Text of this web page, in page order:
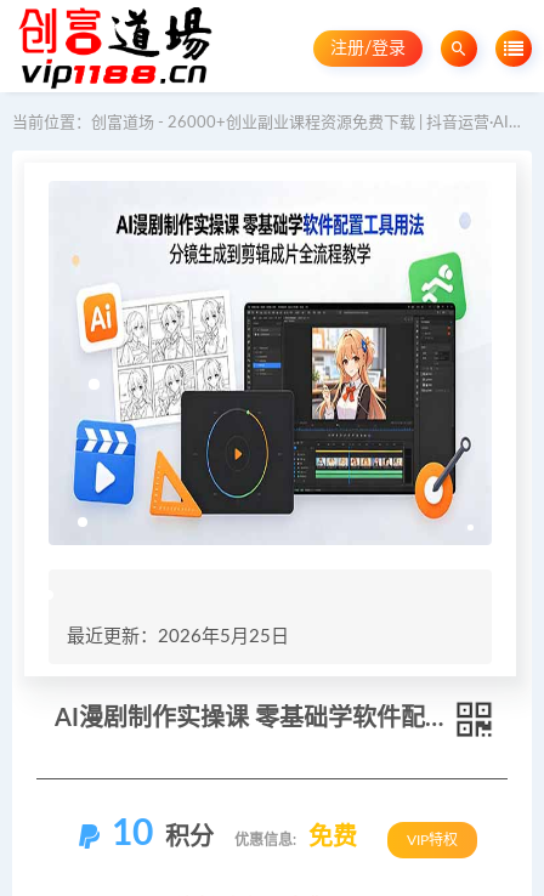
注册/登录
当前位置： 创富道场 - 26000+创业副业课程资源免费下载 | 抖音运营·AI教程·GEO优化
最近更新：2026年5月25日
AI漫剧制作实操课 零基础学软件配置工具用法 分镜生成到剪辑成片全流程教学
10 积分 优惠信息: 免费 VIP特权